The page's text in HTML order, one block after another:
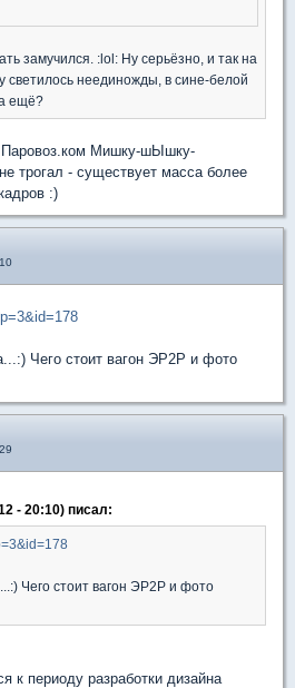
замучился. :lol: Ну серьёзно, и так на
светилось неединожды, в сине-белой
ещё?
Паровоз.ком Мишку-шЫшку-
трогал - существует масса более
:)
Чего стоит вагон ЭР2Р и фото
- 20:10) писал:
Чего стоит вагон ЭР2Р и фото
к периоду разработки дизайна